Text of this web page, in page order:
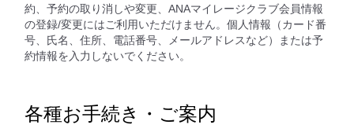
約、予約の取り消しや変更、ANAマイレージクラブ会員情報
の登録/変更にはご利用いただけません。個人情報（カード番
号、氏名、住所、電話番号、メールアドレスなど）または予
約情報を入力しないでください。
各種お手続き・ご案内